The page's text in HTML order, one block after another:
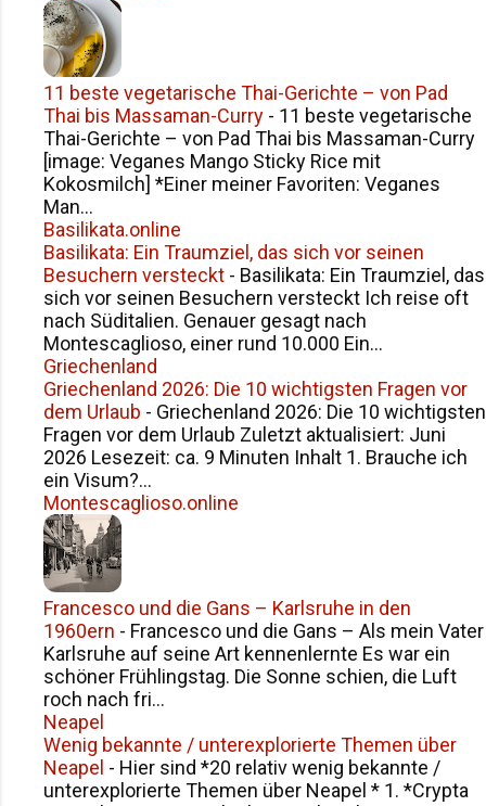
11 beste vegetarische Thai-Gerichte – von Pad
Thai bis Massaman-Curry - 11 beste vegetarische
Thai-Gerichte – von Pad Thai bis Massaman-Curry
[image: Veganes Mango Sticky Rice mit
Kokosmilch] *Einer meiner Favoriten: Veganes
Man...
Basilikata.online
Basilikata: Ein Traumziel, das sich vor seinen
Besuchern versteckt - Basilikata: Ein Traumziel, das
sich vor seinen Besuchern versteckt Ich reise oft
nach Süditalien. Genauer gesagt nach
Montescaglioso, einer rund 10.000 Ein...
Griechenland
Griechenland 2026: Die 10 wichtigsten Fragen vor
dem Urlaub - Griechenland 2026: Die 10 wichtigsten
Fragen vor dem Urlaub Zuletzt aktualisiert: Juni
2026 Lesezeit: ca. 9 Minuten Inhalt 1. Brauche ich
ein Visum?...
Montescaglioso.online
Francesco und die Gans – Karlsruhe in den
1960ern - Francesco und die Gans – Als mein Vater
Karlsruhe auf seine Art kennenlernte Es war ein
schöner Frühlingstag. Die Sonne schien, die Luft
roch nach fri...
Neapel
Wenig bekannte / unterexplorierte Themen über
Neapel - Hier sind *20 relativ wenig bekannte /
unterexplorierte Themen über Neapel * 1. *Crypta